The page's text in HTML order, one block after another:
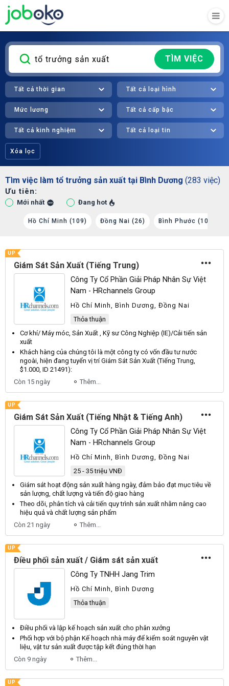
TÌM VIỆC
Tất cả thời gian Tất cả loại hình
Mức lương Tất cả cấp bậc
Tất cả kinh nghiệm Tất cả loại tin
Xóa lọc
Tìm việc làm tổ trưởng sản xuất tại Bình Dương (283 việc)
Ưu tiên:
Mới nhất Đang hot
Hồ Chí Minh (109) Đồng Nai (26) Bình Phước (10)
UP
Giám Sát Sản Xuất (Tiếng Trung)
Công Ty Cổ Phần Giải Pháp Nhân Sự Việt
Nam - HRchannels Group
Hồ Chí Minh, Bình Dương, Đồng Nai
Thỏa thuận
Cơ khí/ Máy móc, Sản Xuất , Kỹ sư Công Nghiệp (IE)/Cải tiến sản
xuất
Khách hàng của chúng tôi là một công ty có vốn đầu tư nước
ngoài, hiện đang tuyển vị trí Giám Sát Sản Xuất (Tiếng Trung,
$1.000, ID 21491):
Còn 15 ngày
Thêm...
UP
Giám Sát Sản Xuất (Tiếng Nhật & Tiếng Anh)
Công Ty Cổ Phần Giải Pháp Nhân Sự Việt
Nam - HRchannels Group
Hồ Chí Minh, Bình Dương, Đồng Nai
25 - 35 triệu VNĐ
Giám sát hoạt động sản xuất hàng ngày, đảm bảo đạt mục tiêu về
sản lượng, chất lượng và tiến độ giao hàng
Theo dõi, phân tích và cải tiến quy trình sản xuất nhằm nâng cao
hiệu quả và chất lượng sản phẩm
Còn 21 ngày
Thêm...
UP
Điều phối sản xuất / Giám sát sản xuất
Công Ty TNHH Jang Trim
Hồ Chí Minh, Bình Dương
Thỏa thuận
Điều phối và lập kế hoạch sản xuất cho phân xưởng
Phối hợp với bộ phận Kế hoạch nhà máy để kiểm soát nguyên vật
liệu, vật tư sản xuất được tập kết đúng thời hạn
Còn 9 ngày
Thêm...
UP